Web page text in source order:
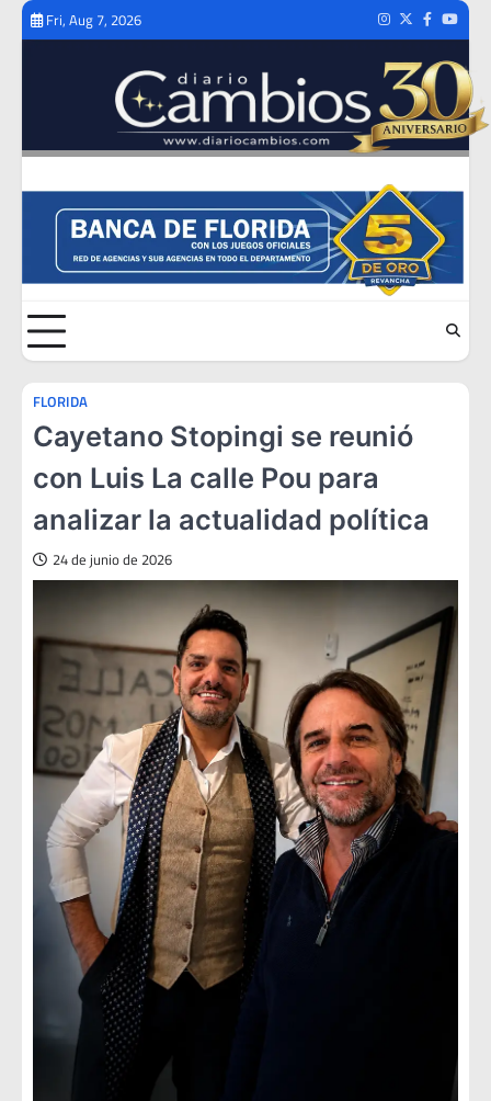
Skip
Fri, Aug 7, 2026 Instagram
TwitterFacebook
FLORIDA
Cayetano Stopingi se reunió
con Luis La calle Pou para
analizar la actualidad política
24 de junio de 2026